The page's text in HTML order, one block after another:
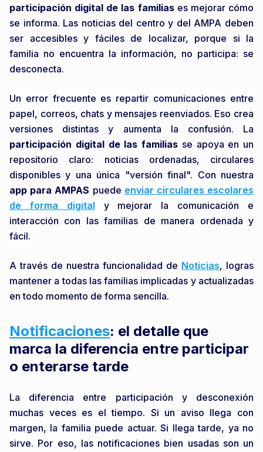
participación digital de las familiases mejorar cómo
se informa. Las noticias del centro y del AMPA deben
ser accesibles y fáciles de localizar, porque si la
familia no encuentra la información, no participa: se
desconecta.
Un error frecuente es repartir comunicaciones entre
papel, correos, chats y mensajes reenviados. Eso crea
versiones distintas y aumenta la confusión. La
participación digital de las familias se apoya en un
repositorio claro: noticias ordenadas, circulares
disponibles y una única "versión final". Con nuestra
app para AMPAS puede enviar circulares escolares
de forma digital y mejorar la comunicación e
interacción con las familias de manera ordenada y
fácil.
A través de nuestra funcionalidad de Noticias, logras
mantener a todas las familias implicadas y actualizadas
en todo momento de forma sencilla.
Notificaciones: el detalle que
marca la diferencia entre participar
o enterarse tarde
La diferencia entre participación y desconexión
muchas veces es el tiempo. Si un aviso llega con
margen, la familia puede actuar. Si llega tarde, ya no
sirve. Por eso, las notificaciones bien usadas son un